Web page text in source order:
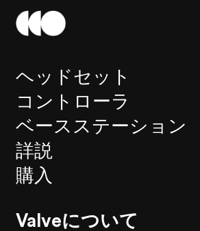
ヘッドセット
コントローラ
ベースステーション
詳説
購入
Valveについて